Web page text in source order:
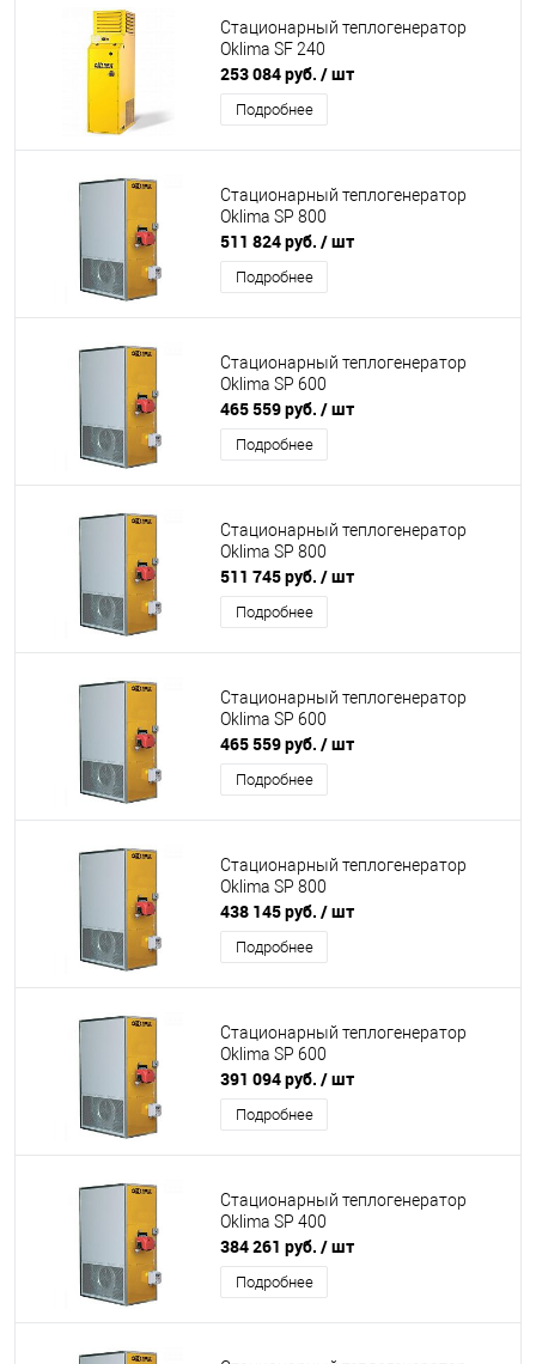
Стационарный теплогенератор
Oklima SF 240
253 084 руб. / шт
Подробнее
Стационарный теплогенератор
Oklima SP 800
511 824 руб. / шт
Подробнее
Стационарный теплогенератор
Oklima SP 600
465 559 руб. / шт
Подробнее
Стационарный теплогенератор
Oklima SP 800
511 745 руб. / шт
Подробнее
Стационарный теплогенератор
Oklima SP 600
465 559 руб. / шт
Подробнее
Стационарный теплогенератор
Oklima SP 800
438 145 руб. / шт
Подробнее
Стационарный теплогенератор
Oklima SP 600
391 094 руб. / шт
Подробнее
Стационарный теплогенератор
Oklima SP 400
384 261 руб. / шт
Подробнее